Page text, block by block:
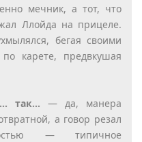
мечник, а тот, что
Ллойда на прицеле.
бегая своими
карете, предвкушая
так… — да, манера
а говор резал
— типичное